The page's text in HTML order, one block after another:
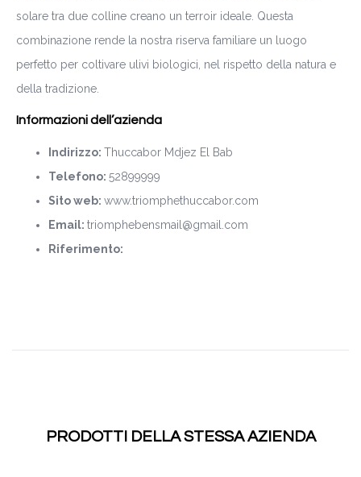
solare tra due colline creano un terroir ideale. Questa
combinazione rende la nostra riserva familiare un luogo
perfetto per coltivare ulivi biologici, nel rispetto della natura e
della tradizione.
Informazioni dell’azienda
Indirizzo: Thuccabor Mdjez El Bab
Telefono: 52899999
Sito web: www.triomphethuccabor.com
Email: triomphebensmail@gmail.com
Riferimento:
PRODOTTI DELLA STESSA AZIENDA